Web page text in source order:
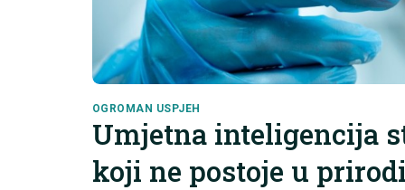
OGROMAN USPJEH
Umjetna inteligencija
koji ne postoje u prirodi